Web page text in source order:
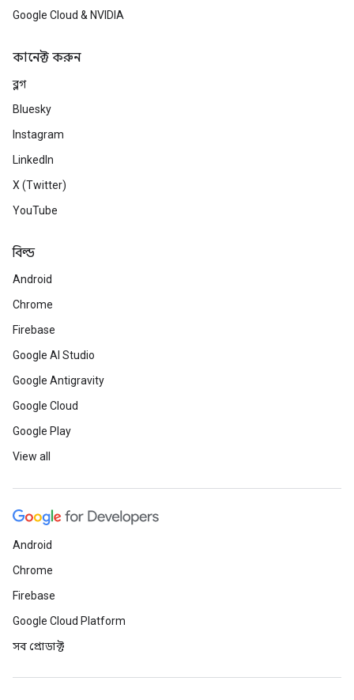
Google Cloud & NVIDIA
কানেক্ট করুন
ব্লগ
Bluesky
Instagram
LinkedIn
X (Twitter)
YouTube
বিল্ড
Android
Chrome
Firebase
Google AI Studio
Google Antigravity
Google Cloud
Google Play
View all
Android
Chrome
Firebase
Google Cloud Platform
সব প্রোডাক্ট